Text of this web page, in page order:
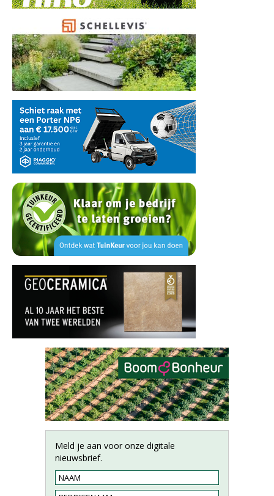
Meld je aan voor onze digitale
nieuwsbrief.